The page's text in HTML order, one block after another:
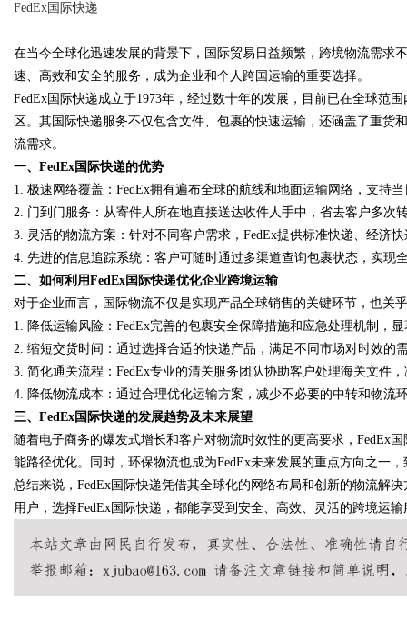
!
Bo
FedEx国际快递
在当今全球化迅速发展的背景下，国际贸易日益频繁，跨境物流需求
速、高效和安全的服务，成为企业和个人跨国运输的重要选择。
FedEx国际快递成立于1973年，经过数十年的发展，目前已在全球范
区。其国际快递服务不仅包含文件、包裹的快速运输，还涵盖了重
流需求。
一、FedEx国际快递的优势
1. 极速网络覆盖：FedEx拥有遍布全球的航线和地面运输网络，支持
2. 门到门服务：从寄件人所在地直接送达收件人手中，省去客户多次
3. 灵活的物流方案：针对不同客户需求，FedEx提供标准快递、经济
4. 先进的信息追踪系统：客户可随时通过多渠道查询包裹状态，实现
二、如何利用FedEx国际快递优化企业跨境运输
对于企业而言，国际物流不仅是实现产品全球销售的关键环节，也关
1. 降低运输风险：FedEx完善的包裹安全保障措施和应急处理机制，
2. 缩短交货时间：通过选择合适的快递产品，满足不同市场对时效的
3. 简化通关流程：FedEx专业的清关服务团队协助客户处理海关文件
4. 降低物流成本：通过合理优化运输方案，减少不必要的中转和物流
三、FedEx国际快递的发展趋势及未来展望
随着电子商务的爆发式增长和客户对物流时效性的更高要求，FedEx
能路径优化。同时，环保物流也成为FedEx未来发展的重点方向之一
总结来说，FedEx国际快递凭借其全球化的网络布局和创新的物流解
用户，选择FedEx国际快递，都能享受到安全、高效、灵活的跨境运
审视经典与现代的